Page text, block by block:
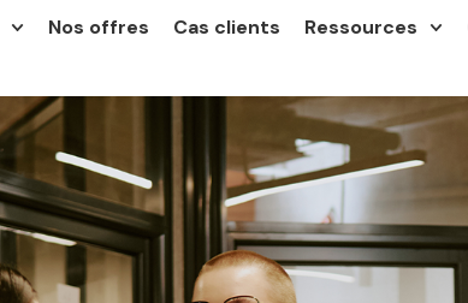
Nos offres Cas clients Ressources